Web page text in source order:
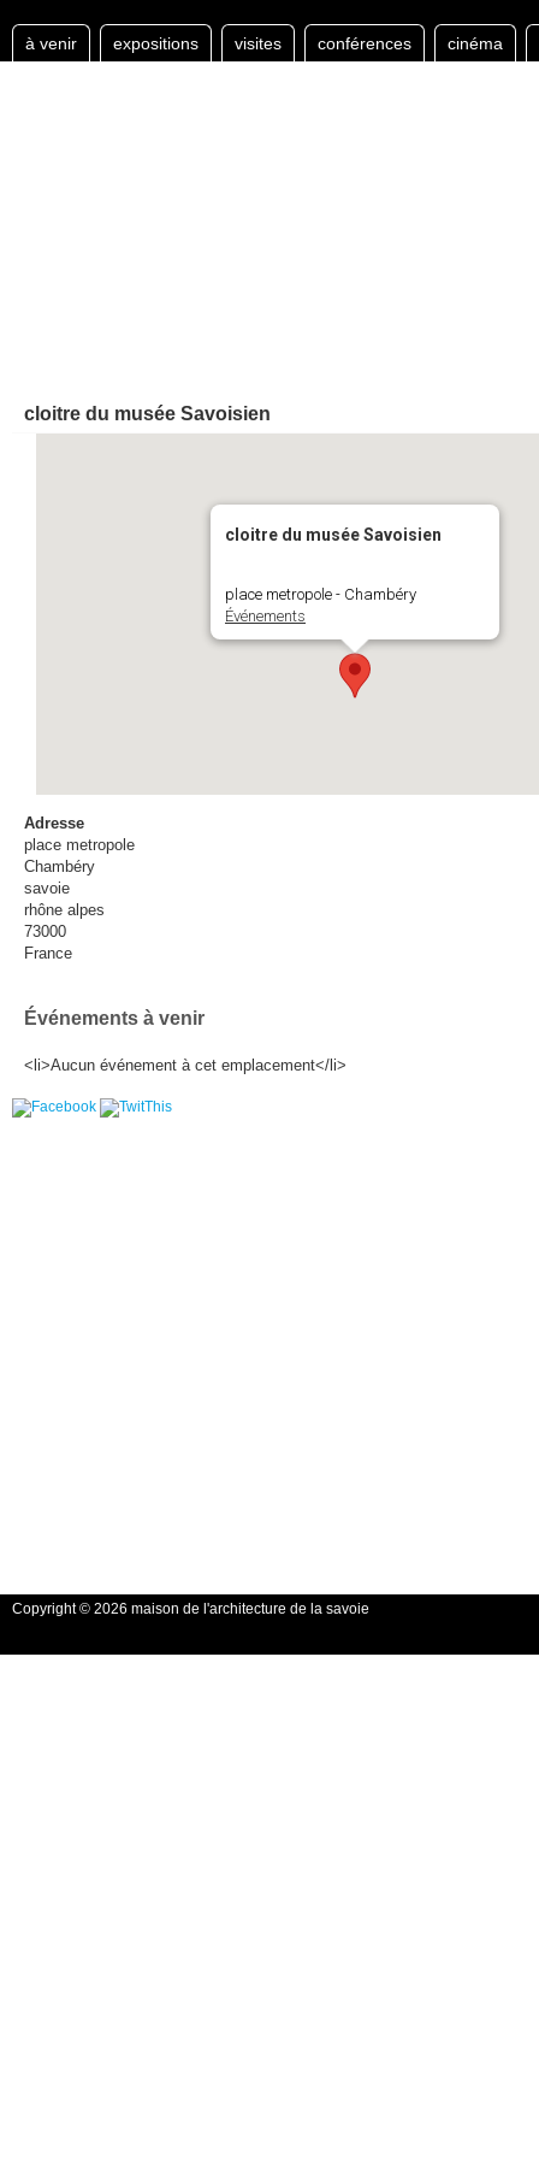
à venir expositions visites conférences cinéma
cloitre du musée Savoisien
cloitre du musée Savoisien
place metropole - Chambéry
Événements
Adresse
place metropole
Chambéry
savoie
rhône alpes
73000
France
Événements à venir
<li>Aucun événement à cet emplacement</li>
Copyright © 2026 maison de l'architecture de la savoie